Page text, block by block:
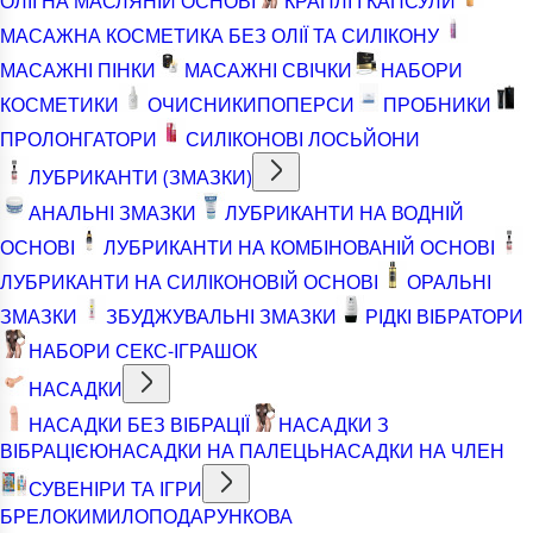
МАСАЖНА КОСМЕТИКА БЕЗ ОЛІЇ ТА СИЛІКОНУ
МАСАЖНІ ПІНКИ
МАСАЖНІ СВІЧКИ
НАБОРИ
КОСМЕТИКИ
ОЧИСНИКИПОПЕРСИ
ПРОБНИКИ
ПРОЛОНГАТОРИ
СИЛІКОНОВІ ЛОСЬЙОНИ
ЛУБРИКАНТИ (ЗМАЗКИ)
АНАЛЬНІ ЗМАЗКИ
ЛУБРИКАНТИ НА ВОДНІЙ
ОСНОВІ
ЛУБРИКАНТИ НА КОМБІНОВАНІЙ ОСНОВІ
ЛУБРИКАНТИ НА СИЛІКОНОВІЙ ОСНОВІ
ОРАЛЬНІ
ЗМАЗКИ
ЗБУДЖУВАЛЬНІ ЗМАЗКИ
РІДКІ ВІБРАТОРИ
НАБОРИ СЕКС-ІГРАШОК
НАСАДКИ
НАСАДКИ БЕЗ ВІБРАЦІЇ
НАСАДКИ З
ВІБРАЦІЄЮНАСАДКИ НА ПАЛЕЦЬНАСАДКИ НА ЧЛЕН
СУВЕНІРИ ТА ІГРИ
БРЕЛОКИМИЛОПОДАРУНКОВА